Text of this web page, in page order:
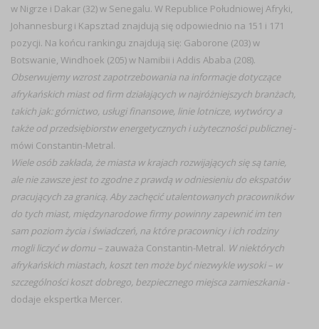
w Nigrze i Dakar (32) w Senegalu. W Republice Południowej Afryki,
Johannesburg i Kapsztad znajdują się odpowiednio na 151 i 171
pozycji. Na końcu rankingu znajdują się: Gaborone (203) w
Botswanie, Windhoek (205) w Namibii i Addis Ababa (208).
Obserwujemy wzrost zapotrzebowania na informacje dotyczące
afrykańskich miast od firm działających w najróżniejszych branżach,
takich jak: górnictwo, usługi finansowe, linie lotnicze, wytwórcy a
także od przedsiębiorstw energetycznych i użyteczności publicznej-
mówi Constantin-Metral.
Wiele osób zakłada, że miasta w krajach rozwijających się są tanie,
ale nie zawsze jest to zgodne z prawdą w odniesieniu do ekspatów
pracujących za granicą. Aby zachęcić utalentowanych pracowników
do tych miast, międzynarodowe firmy powinny zapewnić im ten
sam poziom życia i świadczeń, na które pracownicy i ich rodziny
mogli liczyć w domu – zauważa Constantin-Metral. W niektórych
afrykańskich miastach, koszt ten może być niezwykle wysoki – w
szczególności koszt dobrego, bezpiecznego miejsca zamieszkania -
dodaje ekspertka Mercer.